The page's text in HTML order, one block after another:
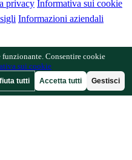
privacy Informativa sui cookie
Informazioni aziendali
Libreria delle piante
Consentire cookie
sui cookie
tutti Accetta tutti Gestisci